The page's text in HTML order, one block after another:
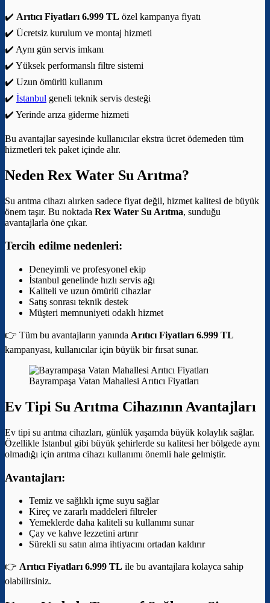
✔️ Arıtıcı Fiyatları 6.999 TL özel kampanya fiyatı
✔️ Ücretsiz kurulum ve montaj hizmeti
✔️ Aynı gün servis imkanı
✔️ Yüksek performanslı filtre sistemi
✔️ Uzun ömürlü kullanım
✔️ İstanbul geneli teknik servis desteği
✔️ Yerinde arıza giderme hizmeti
Bu avantajlar sayesinde kullanıcılar ekstra ücret ödemeden tüm
hizmetleri tek paket içinde alır.
Neden Rex Water Su Arıtma?
Su arıtma cihazı alırken sadece fiyat değil, hizmet kalitesi de büyük
önem taşır. Bu noktada Rex Water Su Arıtma, sunduğu
avantajlarla öne çıkar.
Tercih edilme nedenleri:
Deneyimli ve profesyonel ekip
İstanbul genelinde hızlı servis ağı
Kaliteli ve uzun ömürlü cihazlar
Satış sonrası teknik destek
Müşteri memnuniyeti odaklı hizmet
👉 Tüm bu avantajların yanında Arıtıcı Fiyatları 6.999 TL
kampanyası, kullanıcılar için büyük bir fırsat sunar.
Bayrampaşa Vatan Mahallesi Arıtıcı Fiyatları
Ev Tipi Su Arıtma Cihazının Avantajları
Ev tipi su arıtma cihazları, günlük yaşamda büyük kolaylık sağlar.
Özellikle İstanbul gibi büyük şehirlerde su kalitesi her bölgede aynı
olmadığı için arıtma cihazı kullanımı önemli hale gelmiştir.
Avantajları:
Temiz ve sağlıklı içme suyu sağlar
Kireç ve zararlı maddeleri filtreler
Yemeklerde daha kaliteli su kullanımı sunar
Çay ve kahve lezzetini artırır
Sürekli su satın alma ihtiyacını ortadan kaldırır
👉 Arıtıcı Fiyatları 6.999 TL ile bu avantajlara kolayca sahip
olabilirsiniz.